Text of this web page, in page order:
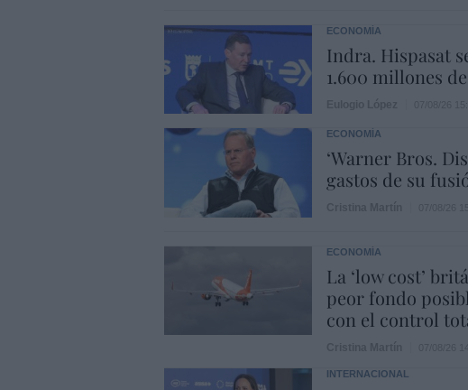
ECONOMÍA
Indra. Hispasat
1.600 millones
ECONOMÍA
‘Warner Bros.
gastos de su
ECONOMÍA
La ‘low cost’
peor fondo
con el control
INTERNACIONAL